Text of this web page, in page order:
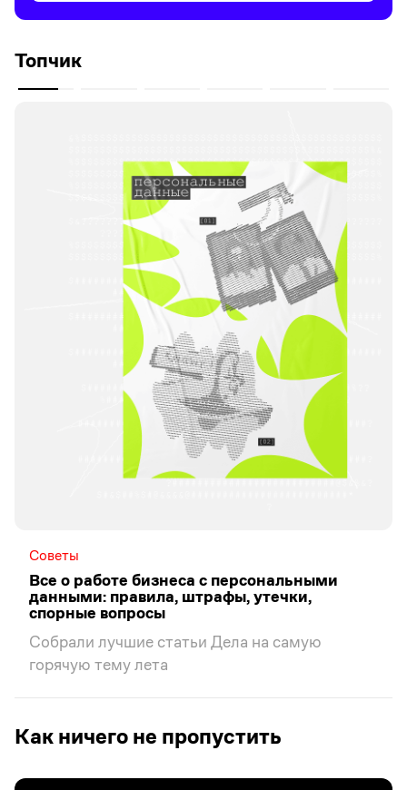
Топчик
Советы
Все о работе бизнеса с персональными
данными: правила, штрафы, утечки,
спорные вопросы
Собрали лучшие статьи Дела на самую
горячую тему лета
Как ничего не пропустить